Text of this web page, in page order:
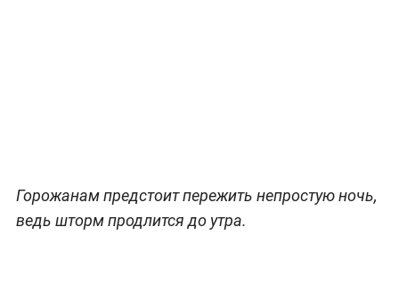
Горожанам предстоит пережить непростую ночь,
ведь шторм продлится до утра.